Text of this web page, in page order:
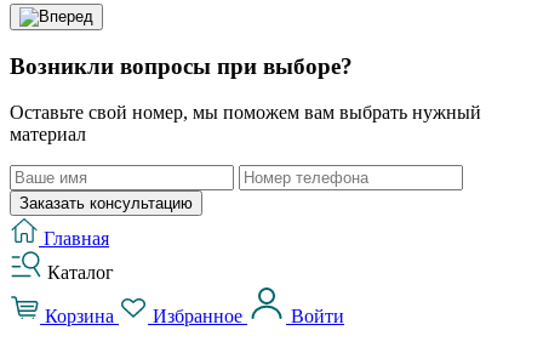
Возникли вопросы при выборе?
Оставьте свой номер, мы поможем вам выбрать нужный
материал
Заказать консультацию
Главная
Каталог
Корзина Избранное Войти